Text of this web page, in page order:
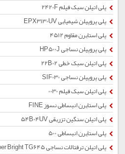
پلی اتیلن سبک فیلم 2420F
پلی پروپیلن شیمیایی EPX3130UV
پلی استایرن مقاوم 4512
پلی پروپیلن نساجی HP500J
پلی اتیلن سبک خطی 22B02
پلی پروپیلن نساجی SIF030
پلی اتیلن سبک فیلم 0030
پلی استایرن انبساطی نسوز FINE
پلی اتیلن سنگین تزریقی 54B04UV
پلی استایرن انبساطی 500
پلی اتیلن ترفتالات نساجی Super Bright TG645